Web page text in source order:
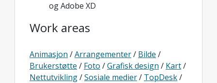
og Adobe XD
Work areas
Animasjon /Arrangementer/ Bilde /
Brukerstøtte / Foto /Grafisk design / Kart/
Nettutvikling/Sosiale medier/ TopDesk/